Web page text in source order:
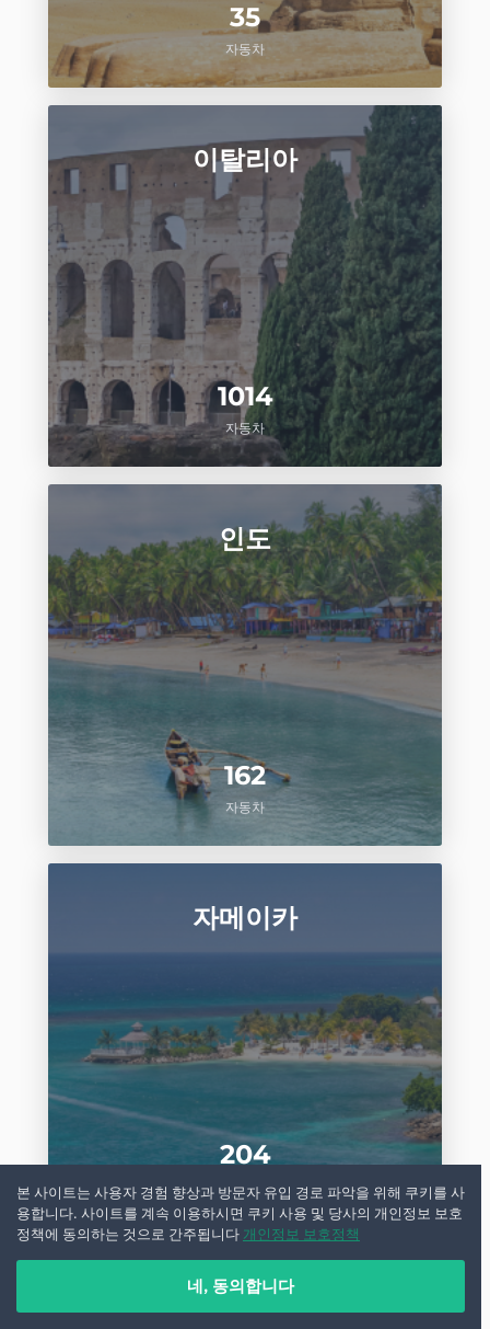
35
자동차
1014
자동차
이탈리아
162
자동차
인도
204
자동차
자메이카
조지아
본 사이트는 사용자 경험 향상과 방문자 유입 경로 파악을 위해 쿠키를 사
용합니다. 사이트를 계속 이용하시면 쿠키 사용 및 당사의 개인정보 보호
정책에 동의하는 것으로 간주됩니다 개인정보 보호정책
네, 동의합니다